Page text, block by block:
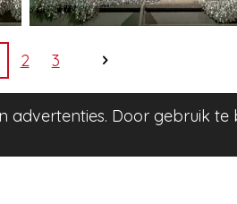
Door gebruik
2 3